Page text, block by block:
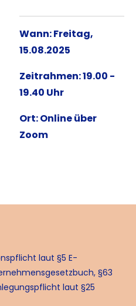
Wann: Freitag,
15.08.2025
Zeitrahmen: 19.00 -
19.40 Uhr
Ort: Online über
Zoom
laut §5 E-
§63
laut §25